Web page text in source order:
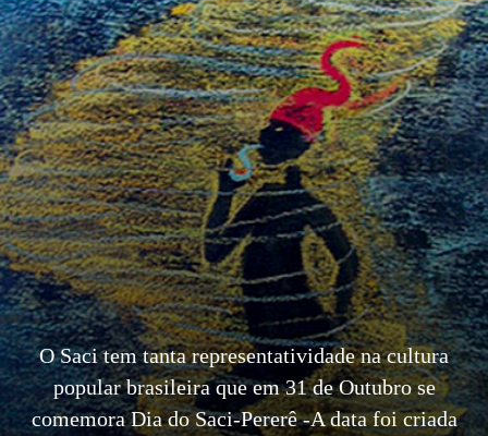
O Saci tem tanta representatividade na cultura
popular brasileira que em 31 de Outubro se
comemora Dia do Saci-Pererê -A data foi criada